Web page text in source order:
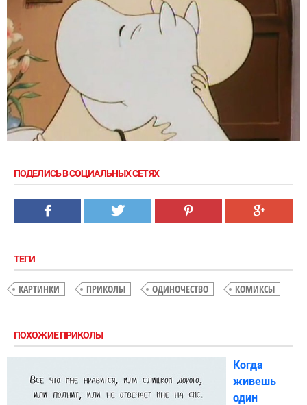
ПОДЕЛИСЬ В СОЦИАЛЬНЫХ СЕТЯХ
ТЕГИ
КАРТИНКИ ПРИКОЛЫ ОДИНОЧЕСТВО КОМИКСЫ
ПОХОЖИЕ ПРИКОЛЫ
Когда
живешь
один